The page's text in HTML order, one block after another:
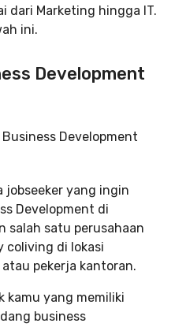
dari Marketing hingga IT.
ini.
Development
jobseeker yang ingin
Development di
salah satu perusahaan
coliving di lokasi
pekerja kantoran.
kamu yang memiliki
business